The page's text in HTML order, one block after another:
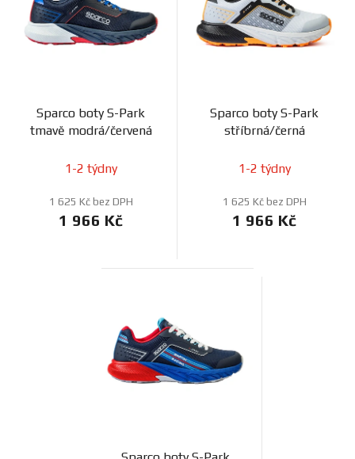
Sparco boty S-Park
tmavě modrá/červená
1-2 týdny
1 625 Kč bez DPH
1 966 Kč
Sparco boty S-Park
stříbrná/černá
1-2 týdny
1 625 Kč bez DPH
1 966 Kč